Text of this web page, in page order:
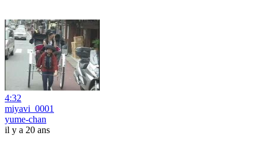
4:32
miyavi_0001
yume-chan
il y a 20 ans